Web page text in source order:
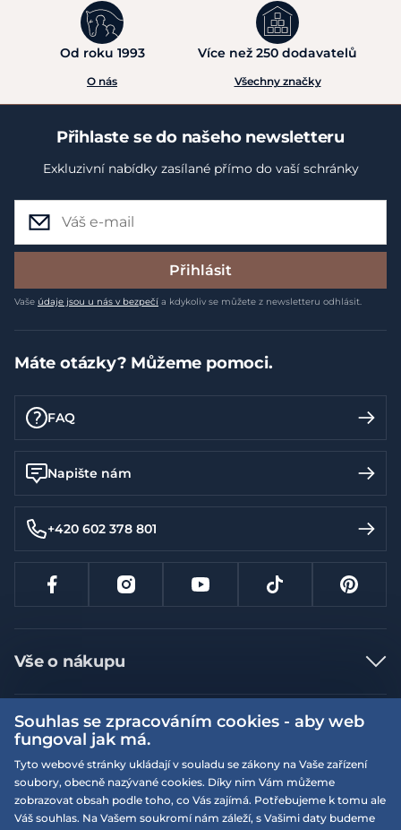
Od roku 1993
O nás
Více než 250 dodavatelů
Všechny značky
Přihlaste se do našeho newsletteru
Exkluzivní nabídky zasílané přímo do vaší schránky
Přihlásit
Vaše údaje jsou u nás v bezpečí a kdykoliv se můžete z newsletteru odhlásit.
Máte otázky? Můžeme pomoci.
FAQ
Napište nám
+420 602 378 801
Vše o nákupu
Jak nakupovat
Nejčastější dotazy
Doprava a platba
Vrácení a výměna zboží
Reklamace
Více informací
Obchodní podmínky
Podmínky EQS věrnostního klubu
On-line katalogy
Naše prodejny
Souhlas se zpracováním cookies - aby web
fungoval jak má.
Tyto webové stránky ukládají v souladu se zákony na Vaše zařízení
soubory, obecně nazývané cookies. Díky nim Vám můžeme
zobrazovat obsah podle toho, co Vás zajímá. Potřebujeme k tomu ale
Váš souhlas. Na Vašem soukromí nám záleží, s Vašimi daty budeme